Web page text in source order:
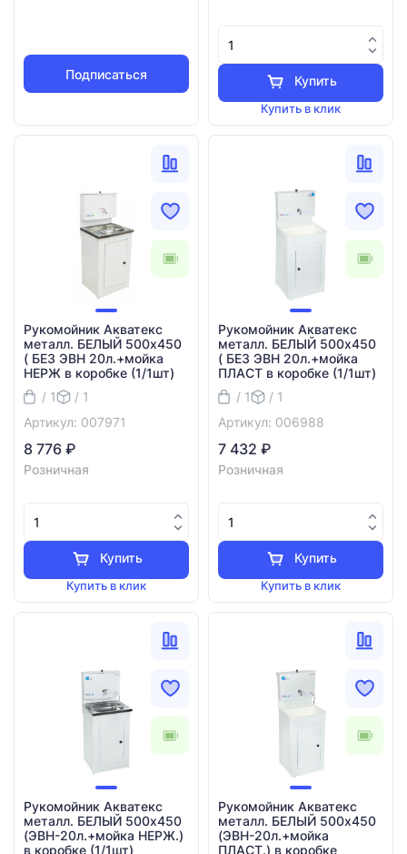
Подписаться Купить
Купить в клик
Рукомойник Акватекс
металл. БЕЛЫЙ 500х450
( БЕЗ ЭВН 20л.+мойка
НЕРЖ в коробке (1/1шт)
/ 1
/ 1
Артикул: 007971
8 776 ₽
Розничная
Купить
Купить в клик
Рукомойник Акватекс
металл. БЕЛЫЙ 500х450
( БЕЗ ЭВН 20л.+мойка
ПЛАСТ в коробке (1/1шт)
/ 1
/ 1
Артикул: 006988
7 432 ₽
Розничная
Купить
Купить в клик
Рукомойник Акватекс
металл. БЕЛЫЙ 500х450
(ЭВН-20л.+мойка НЕРЖ.)
в коробке (1/1шт)
Рукомойник Акватекс
металл. БЕЛЫЙ 500х450
(ЭВН-20л.+мойка
ПЛАСТ.) в коробке